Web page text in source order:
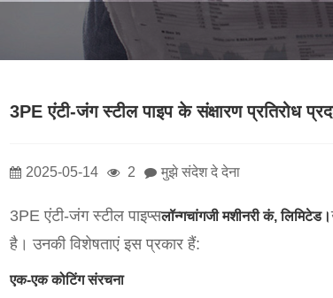
3PE एंटी-जंग स्टील पाइप के संक्षारण प्रतिरोध
2025-05-14 2 मुझे संदेश दे देना
3PE एंटी-जंग स्टील पाइप्सलॉन्गचांगजी मशीनरी कं, लिमिटेड।
है। उनकी विशेषताएं इस प्रकार हैं:
एक-एक कोटिंग संरचना